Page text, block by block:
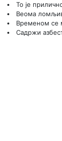
То је
Веома
Временом се
Садржи